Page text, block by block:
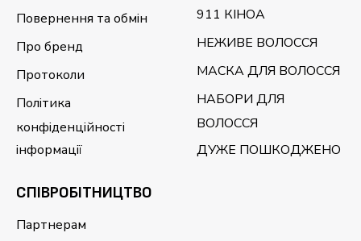
Повернення та обмін
Про бренд
Протоколи
Політика
конфіденційності
інформації
911 КІНОА
НЕЖИВЕ ВОЛОССЯ
МАСКА ДЛЯ ВОЛОССЯ
НАБОРИ ДЛЯ
ВОЛОССЯ
ДУЖЕ ПОШКОДЖЕНО
CПІВРОБІТНИЦТВО
Партнерам